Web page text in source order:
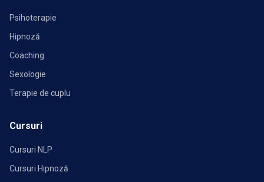
Psihoterapie
Hipnoză
Coaching
Sexologie
Terapie de cuplu
Cursuri
Cursuri NLP
Cursuri Hipnoză